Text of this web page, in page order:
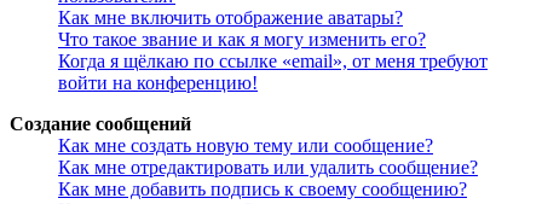
Как мне включить отображение аватары?
Что такое звание и как я могу изменить его?
Когда я щёлкаю по ссылке «email», от меня требуют
войти на конференцию!
Создание сообщений
Как мне создать новую тему или сообщение?
Как мне отредактировать или удалить сообщение?
Как мне добавить подпись к своему сообщению?